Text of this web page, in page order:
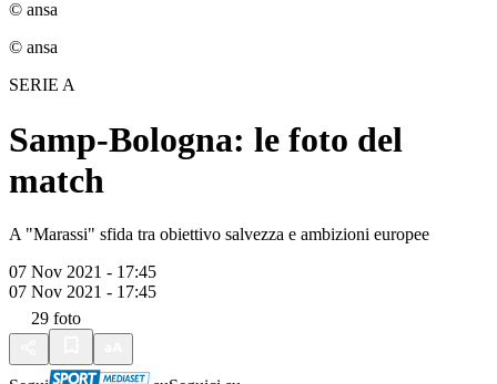
© ansa
© ansa
SERIE A
Samp-Bologna: le foto del
match
A "Marassi" sfida tra obiettivo salvezza e ambizioni europee
07 Nov 2021 - 17:45
07 Nov 2021 - 17:45
29 foto